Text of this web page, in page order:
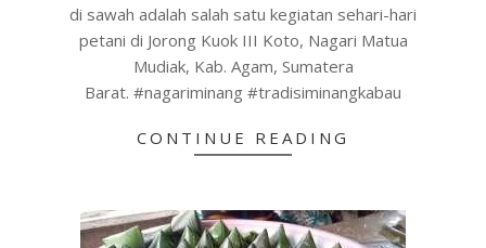
di sawah adalah salah satu kegiatan sehari-hari
petani di Jorong Kuok III Koto, Nagari Matua
Mudiak, Kab. Agam, Sumatera
Barat. #nagariminang #tradisiminangkabau
CONTINUE READING